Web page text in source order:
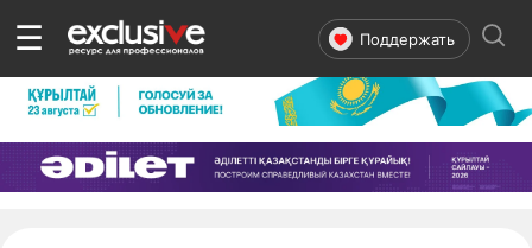
☰ Поддержать